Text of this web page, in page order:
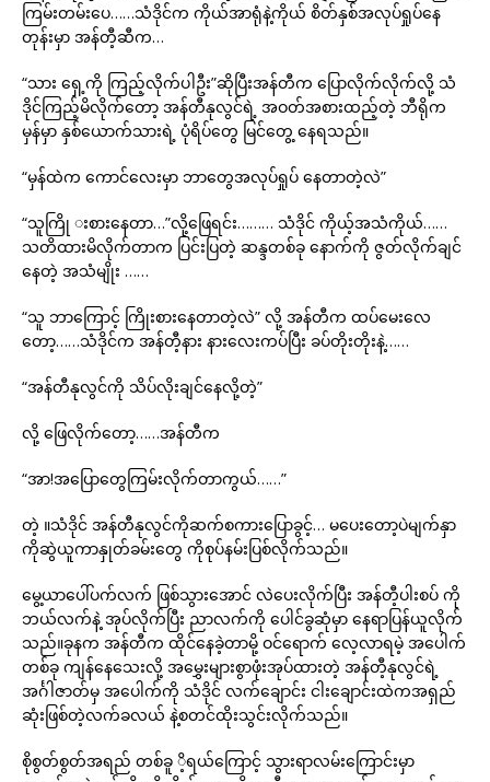
ကြမ်းတမ်းပေ……သံဒိုင်က ကိုယ်အာရုံနဲ့ကိုယ် စိတ်နှစ်အလုပ်ရှုပ်နေ
တုန်းမှာ အန်တီ့ဆီက…
“သား ရှေ့ကို ကြည့်လိုက်ပါဦး”ဆိုပြီးအန်တီက ပြောလိုက်လိုက်လို့ သံ
ဒိုင်ကြည့်မိလိုက်တော့ အန်တီနုလွင်ရဲ့ အဝတ်အစားထည့်တဲ့ ဘီရိုက
မှန်မှာ နှစ်ယောက်သားရဲ့ ပုံရိပ်တွေ မြင်တွေ့ နေရသည်။
“မှန်ထဲက ကောင်လေးမှာ ဘာတွေအလုပ်ရှုပ် နေတာတဲ့လဲ”
“သူကြို းစားနေတာ…”လို့ဖြေရင်း……… သံဒိုင် ကိုယ့်အသံကိုယ်……
သတိထားမိလိုက်တာက ပြင်းပြတဲ့ ဆန္ဒတစ်ခု နောက်ကို ဇွတ်လိုက်ချင်
နေတဲ့ အသံမျိုး ……
“သူ ဘာကြောင့် ကြိုးစားနေတာတဲ့လဲ” လို့ အန်တီက ထပ်မေးလေ
တော့……သံဒိုင်က အန်တီ့နား နားလေးကပ်ပြီး ခပ်တိုးတိုးနဲ့……
“အန်တီနုလွင်ကို သိပ်လိုးချင်နေလို့တဲ့”
လို့ ဖြေလိုက်တော့……အန်တီက
“အာ!အပြောတွေကြမ်းလိုက်တာကွယ်……”
တဲ့ ။သံဒိုင် အန်တီနုလွင်ကိုဆက်စကားပြောခွင့်… မပေးတော့ပဲမျက်နှာ
ကိုဆွဲယူကာနှုတ်ခမ်းတွေ ကိုစုပ်နမ်းပြစ်လိုက်သည်။
မွေ့ယာပေါ်ပက်လက် ဖြစ်သွားအောင် လဲပေးလိုက်ပြီး အန်တီ့ပါးစပ် ကို
ဘယ်လက်နဲ့ အုပ်လိုက်ပြီး ညာလက်ကို ပေါင်ခွဆုံမှာ နေရာပြန်ယူလိုက်
သည်။ခုနက အန်တီက ထိုင်နေခဲ့တာမို့ ဝင်ရောက် လေ့လာရမဲ့ အပေါက်
တစ်ခု ကျန်နေသေးလို့ အမွှေးများစွာဖုံးအုပ်ထားတဲ့ အန်တီ့နုလွင်ရဲ့
အင်္ဂါဇာတ်မှ အပေါက်ကို သံဒိုင် လက်ချောင်း ငါးချောင်းထဲကအရှည်
ဆုံးဖြစ်တဲ့လက်ခလယ် နဲ့စတင်ထိုးသွင်းလိုက်သည်။
စိုစွတ်စွတ်အရည် တစ်ခူ ိ့ရယ်ကြောင့် သွားရာလမ်းကြောင်းမှာ